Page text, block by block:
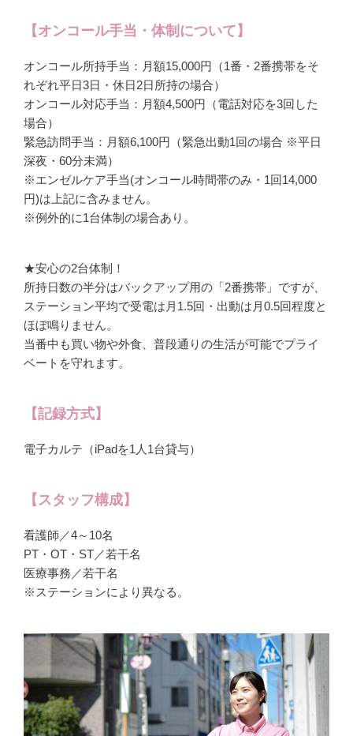
【オンコール手当・体制について】
オンコール所持手当：月額15,000円（1番・2番携帯をそ
れぞれ平日3日・休日2日所持の場合）
オンコール対応手当：月額4,500円（電話対応を3回した
場合）
緊急訪問手当：月額6,100円（緊急出動1回の場合 ※平日
深夜・60分未満）
※エンゼルケア手当(オンコール時間帯のみ・1回14,000
円)は上記に含みません。
※例外的に1台体制の場合あり。
★安心の2台体制！
所持日数の半分はバックアップ用の「2番携帯」ですが、
ステーション平均で受電は月1.5回・出動は月0.5回程度と
ほぼ鳴りません。
当番中も買い物や外食、普段通りの生活が可能でプライ
ベートを守れます。
【記録方式】
電子カルテ（iPadを1人1台貸与）
【スタッフ構成】
看護師／4～10名
PT・OT・ST／若干名
医療事務／若干名
※ステーションにより異なる。